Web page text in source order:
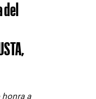
honra a